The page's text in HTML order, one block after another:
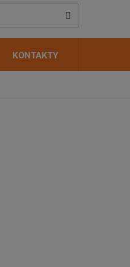
KONTAKTY
Hledat